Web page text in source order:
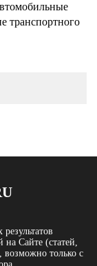
транспортного
на Сайте (статей,
возможно только с